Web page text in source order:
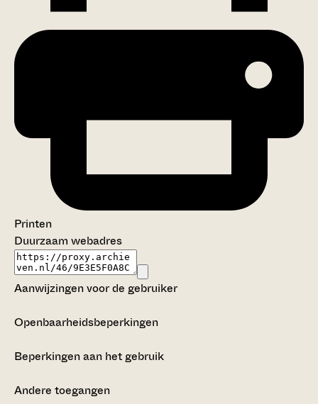
Printen
Duurzaam webadres
Aanwijzingen voor de gebruiker
Openbaarheidsbeperkingen
Beperkingen aan het gebruik
Andere toegangen